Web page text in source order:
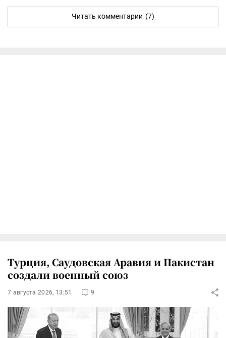
Читать комментарии (7)
Турция, Саудовская Аравия и Пакистан
создали военный союз
7 августа 2026, 13:51 9